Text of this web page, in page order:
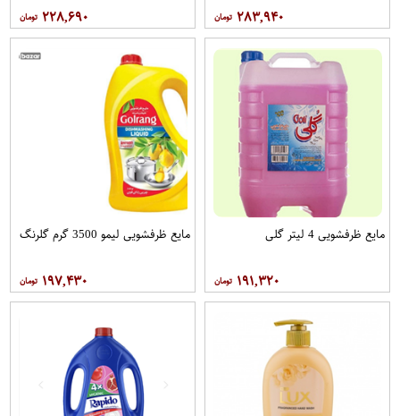
۲۸۳,۹۴۰ ۲۲۸,۶۹۰
مایع ظرفشویی 4 لیتر گلی
۱۹۱,۳۲۰
مایع ظرفشویی لیمو 3500 گرم گلرنگ
۱۹۷,۴۳۰